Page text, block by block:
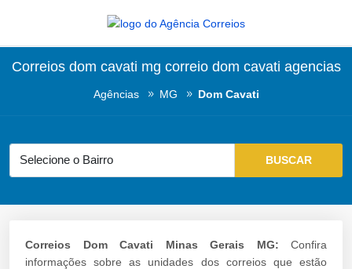
Correios dom cavati mg correio dom cavati agencias
Agências MG Dom Cavati
Correios Dom Cavati Minas Gerais MG: Confira
informações sobre as unidades dos correios que estão